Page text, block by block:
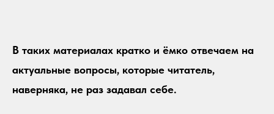
В таких материалах кратко и ёмко отвечаем на
актуальные вопросы, которые читатель,
наверняка, не раз задавал себе.